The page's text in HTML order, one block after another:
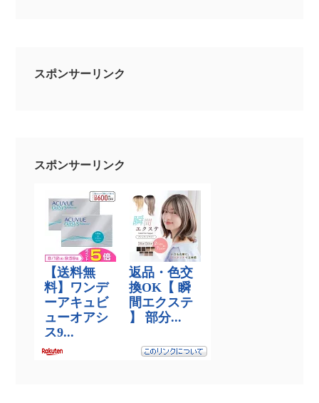
スポンサーリンク
スポンサーリンク